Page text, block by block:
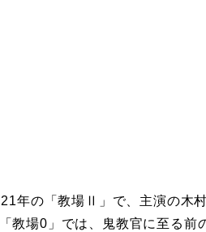
年の「教場Ⅱ」で、主演の木
教場0」では、鬼教官に至る前